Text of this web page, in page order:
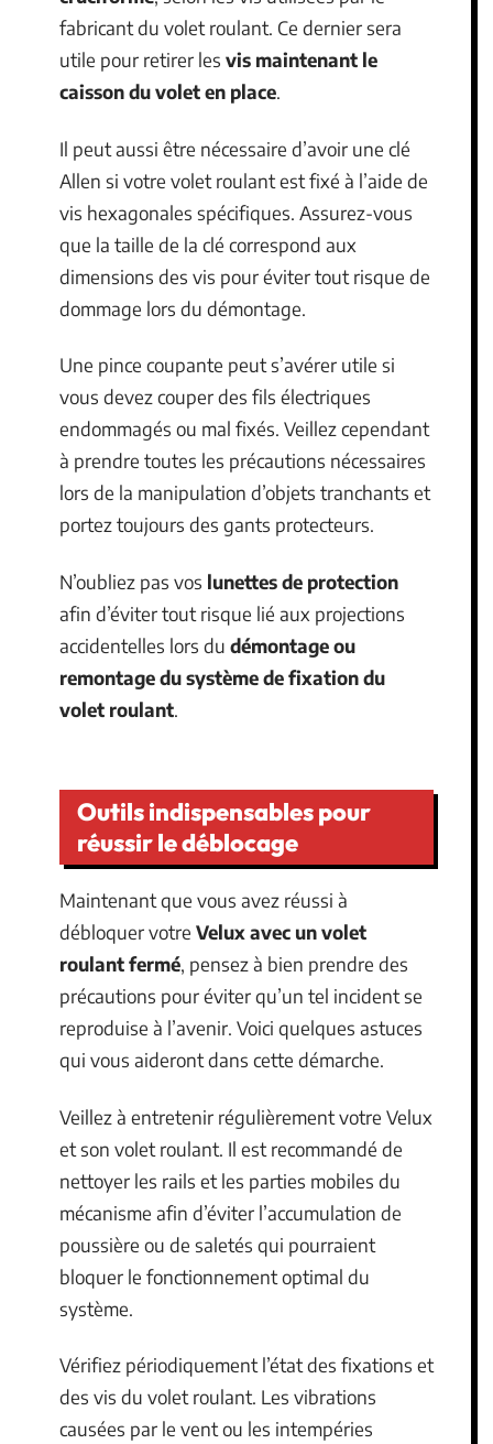
fabricant du volet roulant. Ce dernier sera
utile pour retirer les vis maintenant le
caisson du volet en place.
Il peut aussi être nécessaire d’avoir une clé
Allen si votre volet roulant est fixé à l’aide de
vis hexagonales spécifiques. Assurez-vous
que la taille de la clé correspond aux
dimensions des vis pour éviter tout risque de
dommage lors du démontage.
Une pince coupante peut s’avérer utile si
vous devez couper des fils électriques
endommagés ou mal fixés. Veillez cependant
à prendre toutes les précautions nécessaires
lors de la manipulation d’objets tranchants et
portez toujours des gants protecteurs.
N’oubliez pas vos lunettes de protection
afin d’éviter tout risque lié aux projections
accidentelles lors du démontage ou
remontage du système de fixation du
volet roulant.
Outils indispensables pour
réussir le déblocage
Maintenant que vous avez réussi à
débloquer votre Velux avec un volet
roulant fermé, pensez à bien prendre des
précautions pour éviter qu’un tel incident se
reproduise à l’avenir. Voici quelques astuces
qui vous aideront dans cette démarche.
Veillez à entretenir régulièrement votre Velux
et son volet roulant. Il est recommandé de
nettoyer les rails et les parties mobiles du
mécanisme afin d’éviter l’accumulation de
poussière ou de saletés qui pourraient
bloquer le fonctionnement optimal du
système.
Vérifiez périodiquement l’état des fixations et
des vis du volet roulant. Les vibrations
causées par le vent ou les intempéries